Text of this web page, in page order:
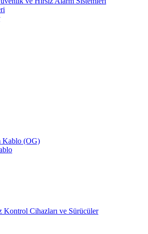
Kablo (OG)
Kontrol Cihazları ve Sürücüler